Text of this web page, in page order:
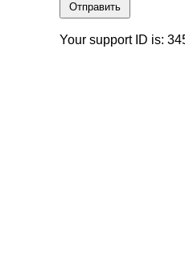
Отправить
Your support ID is: